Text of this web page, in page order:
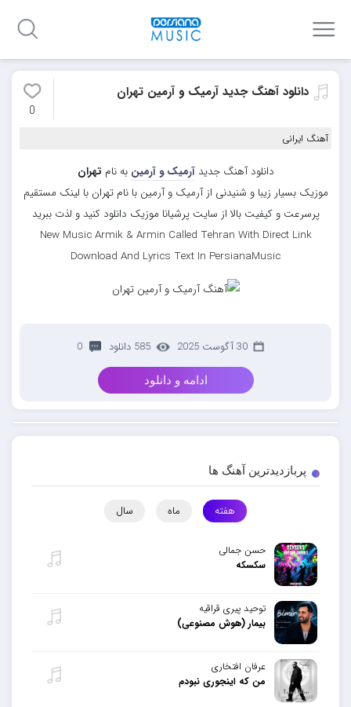
دانلود آهنگ جدید آرمیک و آرمین تهران
0
آهنگ ایرانی
دانلود آهنگ جدیدآرمیک و آرمین به نام تهران
موزیک بسیار زیبا و شنیدنی از آرمیک و آرمین با نام تهران با لینک مستقیم
پرسرعت و کیفیت بالا از سایت پرشیانا موزیک دانلود کنید و لذت ببرید
New Music Armik & Armin Called Tehran With Direct Link
Download And Lyrics Text In PersianaMusic
30 آگوست 2025 585 دانلود 0
ادامه و دانلود
پربازدیدترین آهنگ ها
هفته ماه سال
حسن جمالی
سکسکه
توحید پیری قراقیه
بیمار (هوش مصنوعی)
عرفان افتخاری
من که اینجوری نبودم